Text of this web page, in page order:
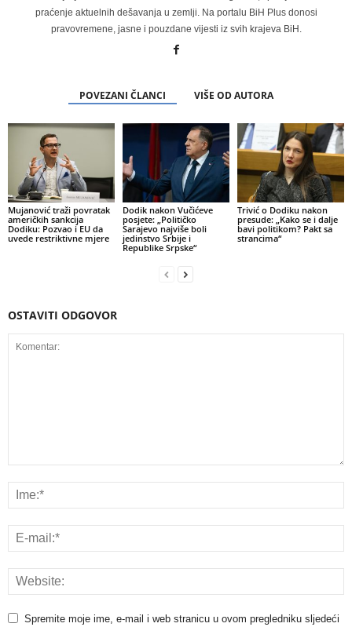
praćenje aktuelnih dešavanja u zemlji. Na portalu BiH Plus donosi
pravovremene, jasne i pouzdane vijesti iz svih krajeva BiH.
POVEZANI ČLANCI VIŠE OD AUTORA
Mujanović traži povratak
američkih sankcija
Dodiku: Pozvao i EU da
uvede restriktivne mjere
Dodik nakon Vučićeve
posjete: „Političko
Sarajevo najviše boli
jedinstvo Srbije i
Republike Srpske“
Trivić o Dodiku nakon
presude: „Kako se i dalje
bavi politikom? Pakt sa
strancima“
OSTAVITI ODGOVOR
Spremite moje ime, e-mail i web stranicu u ovom pregledniku sljedeći